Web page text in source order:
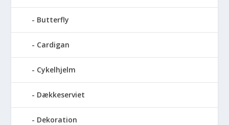
Butterfly
Cardigan
Cykelhjelm
Dækkeserviet
Dekoration